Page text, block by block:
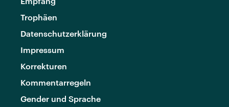
Trophäen
Datenschutzerklärung
Impressum
Korrekturen
Kommentarregeln
Gender und Sprache